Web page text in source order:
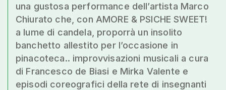
una gustosa performance dell’artista Marco
Chiurato che, con AMORE & PSICHE SWEET!
a lume di candela, proporrà un insolito
banchetto allestito per l’occasione in
pinacoteca.. improvvisazioni musicali a cura
di Francesco de Biasi e Mirka Valente e
episodi coreografici della rete di insegnanti